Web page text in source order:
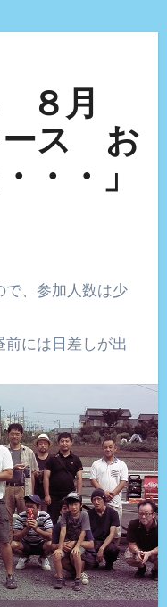
８月
ース お
・・」
前には日差しが出